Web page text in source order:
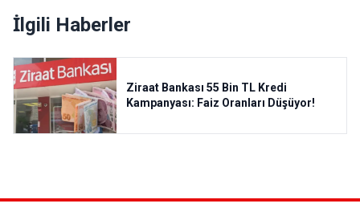
İlgili Haberler
Ziraat Bankası 55 Bin TL Kredi
Kampanyası: Faiz Oranları Düşüyor!